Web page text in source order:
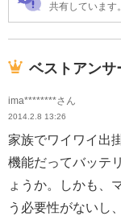
共有しています。
ベストアンサ
ima********さん
2014.2.8 13:26
家族でワイワイ出
機能だってバッテ
ょうか。しかも、
う必要性がないし